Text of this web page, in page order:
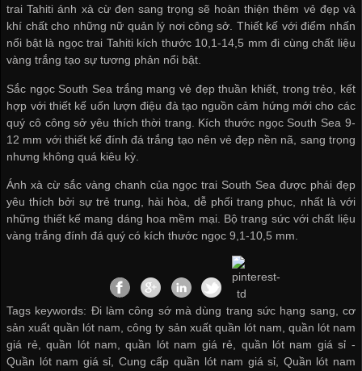
trai Tahiti ánh xà cừ đen sang trọng sẽ hoàn thiện thêm vẻ đẹp và
khí chất cho những nữ quản lý nơi công sở. Thiết kế với điểm nhấn
nổi bật là ngọc trai Tahiti kích thước 10,1-14,5 mm đi cùng chất liệu
vàng trắng tạo sự tương phản nổi bật.
Sắc ngọc South Sea trắng mang vẻ đẹp thuần khiết, trong trẻo, kết
hợp với thiết kế uốn lượn điệu đà tạo nguồn cảm hứng mới cho các
quý cô công sở yêu thích thời trang. Kích thước ngọc South Sea 9-
12 mm với thiết kế đính đá trắng tạo nên vẻ đẹp nền nã, sang trọng
nhưng không quá kiêu kỳ.
Ánh xà cừ sắc vàng chanh của ngọc trai South Sea được phái đẹp
yêu thích bởi sự trẻ trung, hài hòa, dễ phối trang phục, nhất là với
những thiết kế mang dáng hoa mềm mại. Bộ trang sức với chất liệu
vàng trắng đính đá quý có kích thước ngọc 9,1-10,5 mm.
Tags keywords: Đi làm công sớ mà dùng trang sức hạng sang, cơ
sản xuất quần lót nam, công ty sản xuất quần lót nam, quần lót nam
giá rẻ, quần lót nam, quần lót nam giá rẻ, quần lót nam giá sỉ -
Quần lót nam giá sỉ, Cung cấp quần lót nam giá sỉ, Quần lót nam